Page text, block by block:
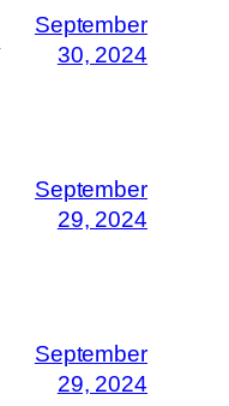
September
30, 2024
September
29, 2024
September
29, 2024